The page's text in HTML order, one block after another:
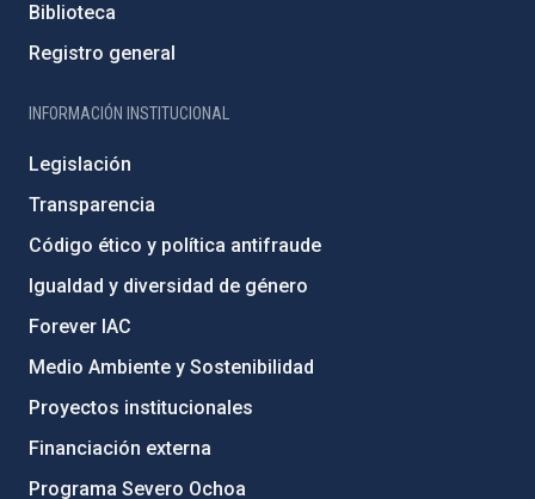
Biblioteca
Registro general
INFORMACIÓN INSTITUCIONAL
Legislación
Transparencia
Código ético y política antifraude
Igualdad y diversidad de género
Forever IAC
Medio Ambiente y Sostenibilidad
Proyectos institucionales
Financiación externa
Programa Severo Ochoa